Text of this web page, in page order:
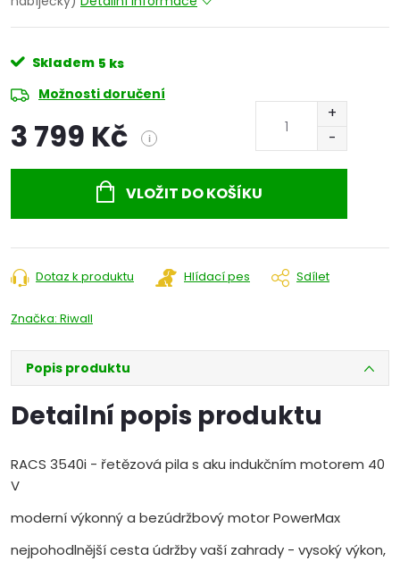
Skladem 5 ks
Možnosti doručení
3 799 Kč i
VLOŽIT DO KOŠÍKU
Dotaz k produktu Hlídací pes Sdílet
Značka: Riwall
Popis produktu
Detailní popis produktu
RACS 3540i - řetězová pila s aku indukčním motorem 40
V
moderní výkonný a bezúdržbový motor PowerMax
nejpohodlnější cesta údržby vaší zahrady - vysoký výkon,